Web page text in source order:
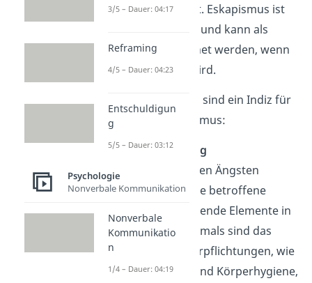
Dosismacht das Gift. Eskapismus ist
dann problematisch und kann als
krankhaft eingeordnet werden, wenn
daraus eineSucht
wird.
Folgende Symptome sind ein Indiz für
krankhaften Eskapismus:
Vernachlässigung
Ähnlich wie bei den Ängsten
vernachlässigt die betroffene
Person grundlegende Elemente in
ihrem Leben. Oftmals sind das
Freunde oder Verpflichtungen, wie
Arbeitstermine und Körperhygiene,
3/5 – Dauer: 04:17
Reframing
4/5 – Dauer: 04:23
Entschuldigun
g
5/5 – Dauer: 03:12
Psychologie
Nonverbale Kommunikation
Nonverbale
Kommunikatio
n
1/4 – Dauer: 04:19